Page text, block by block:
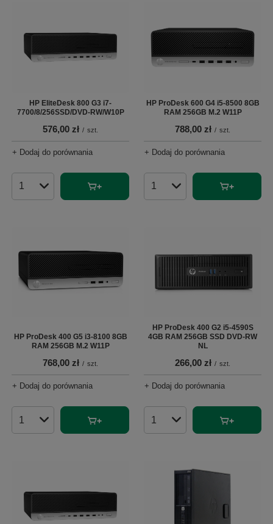
HP EliteDesk 800 G3 i7-
7700/8/256SSD/DVD-RW/W10P
576,00 zł / szt.
+ Dodaj do porównania
Ilość produktów
HP ProDesk 600 G4 i5-8500 8GB
RAM 256GB M.2 W11P
788,00 zł / szt.
+ Dodaj do porównania
Ilość produktów
HP ProDesk 400 G5 i3-8100 8GB
RAM 256GB M.2 W11P
768,00 zł / szt.
+ Dodaj do porównania
Ilość produktów
HP ProDesk 400 G2 i5-4590S
4GB RAM 256GB SSD DVD-RW
NL
266,00 zł / szt.
+ Dodaj do porównania
Ilość produktów